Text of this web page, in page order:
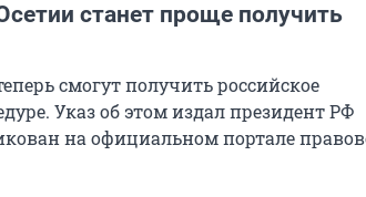
станет проще получить
смогут получить российское
Указ об этом издал президент РФ
на официальном портале